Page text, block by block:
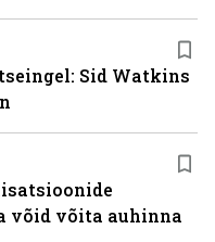
Sid Watkins
võid võita auhinna